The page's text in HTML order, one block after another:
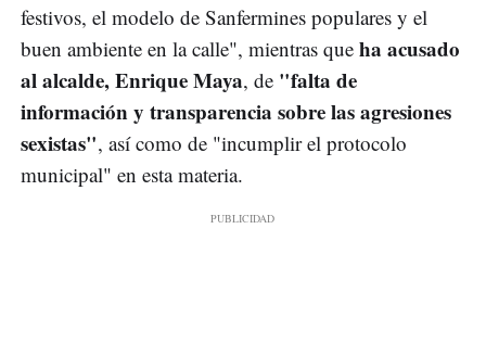
festivos, el modelo de Sanfermines populares y el
buen ambiente en la calle", mientras que ha acusado
al alcalde, Enrique Maya, de "falta de
información y transparencia sobre las agresiones
sexistas", así como de "incumplir el protocolo
municipal" en esta materia.